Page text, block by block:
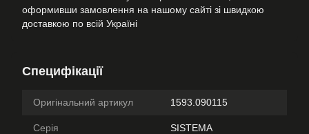
оформивши замовлення на нашому сайті зі швидкою
доставкою по всій Україні
Специфікації
Оригінальний артикул 1593.090115
Серія SISTEMA